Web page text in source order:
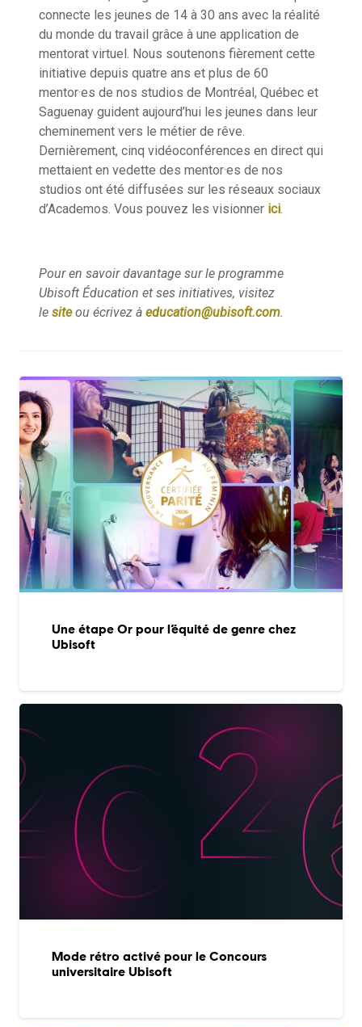
connecte les jeunes de 14 à 30 ans avec la réalité
du monde du travail grâce à une application de
mentorat virtuel. Nous soutenons fièrement cette
initiative depuis quatre ans et plus de 60
mentor·es de nos studios de Montréal, Québec et
Saguenay guident aujourd’hui les jeunes dans leur
cheminement vers le métier de rêve.
Dernièrement, cinq vidéoconférences en direct qui
mettaient en vedette des mentor·es de nos
studios ont été diffusées sur les réseaux sociaux
d’Academos. Vous pouvez les visionner ici.
Pour en savoir davantage sur le programme
Ubisoft Éducation et ses initiatives, visitez
le siteou écrivez à education@ubisoft.com.
Une étape Or pour l’équité de genre chez
Ubisoft
Mode rétro activé pour le Concours
universitaire Ubisoft